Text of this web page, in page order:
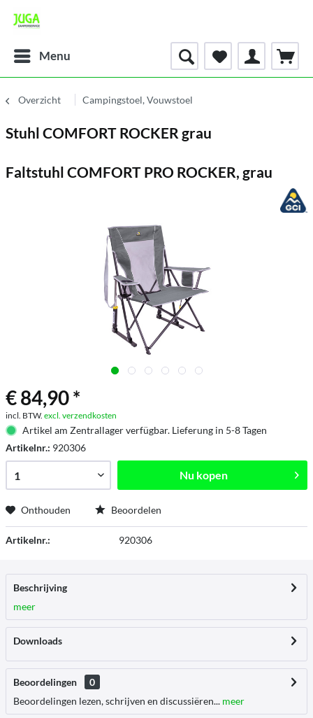
Menu
Overzicht Campingstoel, Vouwstoel
Stuhl COMFORT ROCKER grau
Faltstuhl COMFORT PRO ROCKER, grau
€ 84,90 *
incl. BTW. excl. verzendkosten
Artikel am Zentrallager verfügbar. Lieferung in 5-8 Tagen
Artikelnr.: 920306
Nu kopen
Onthouden Beoordelen
Artikelnr.: 920306
Beschrijving
meer
Downloads
Beoordelingen
0
Beoordelingen lezen, schrijven en discussiëren... meer